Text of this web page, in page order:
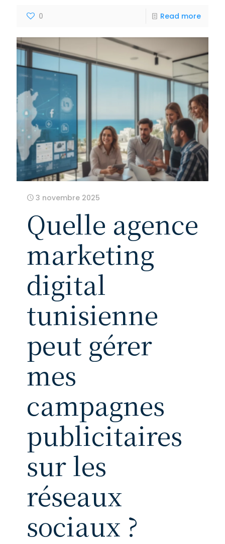
0 Read more
3 novembre 2025
Quelle agence
marketing
digital
tunisienne
peut gérer
mes
campagnes
publicitaires
sur les
réseaux
sociaux ?